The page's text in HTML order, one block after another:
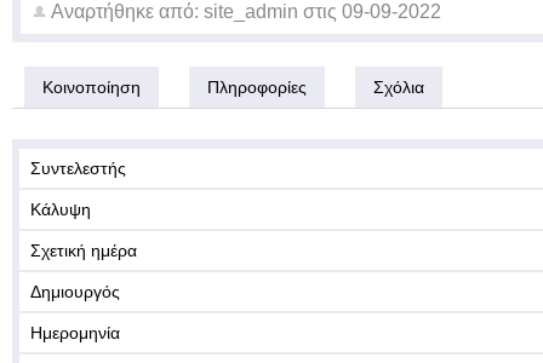
Αναρτήθηκε από: site_admin στις 09-09-2022
Κοινοποίηση Πληροφορίες Σχόλια
Συντελεστής
Κάλυψη
Σχετική ημέρα
Δημιουργός
Ημερομηνία